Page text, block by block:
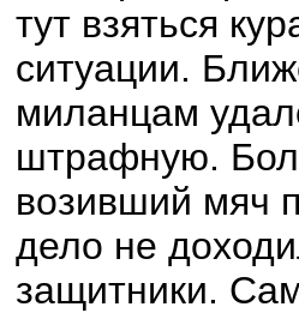
тут взяться
ситуации.
миланцам
штрафную.
возивший мяч
дело не
защитники.